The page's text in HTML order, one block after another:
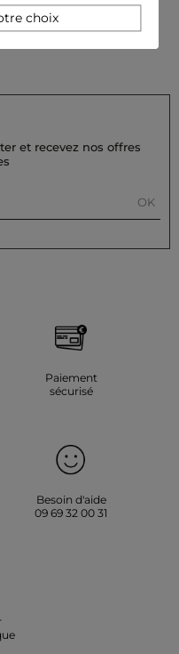
délicat pour préserver la
fortement déconseillé,
libre. Pour le repassage :
basse température
et recevez nos offres
OK
Paiement
sécurisé
Besoin d'aide
09 69 32 00 31
choix